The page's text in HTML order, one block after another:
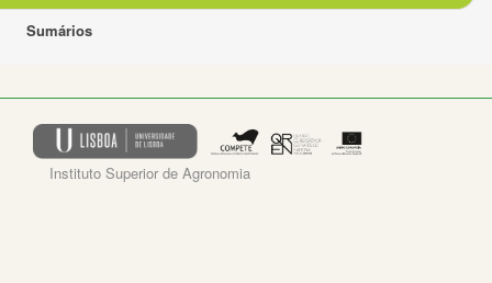
Sumários
Instituto Superior de Agronomia